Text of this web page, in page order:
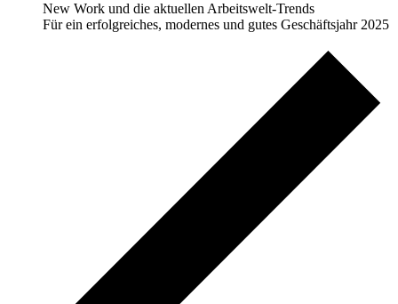
New Work und die aktuellen Arbeitswelt-Trends
Für ein erfolgreiches, modernes und gutes Geschäftsjahr 2025